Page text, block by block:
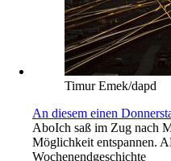
Timur Emek/dapd
An diesem einen
AboIch saß im Zug nach
Möglichkeit entspannen.
Wochenendgeschichte